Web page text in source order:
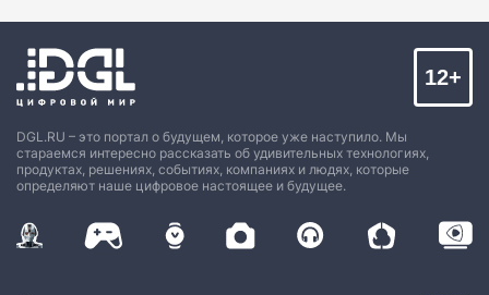
DGL.RU – это портал о будущем, которое уже наступило. Мы
стараемся интересно рассказать об удивительных технологиях,
продуктах, решениях, событиях, компаниях и людях, которые
определяют наше цифровое настоящее и будущее.
12+